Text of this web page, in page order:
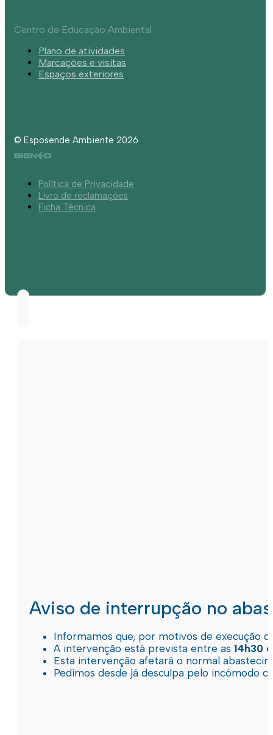
Centro de Educação Ambiental
Plano de atividades
Marcações e visitas
Espaços exteriores
© Esposende Ambiente 2026
Política de Privacidade
Livro de reclamações
Ficha Técnica
Aviso de interrupção no
Informamos que, por motivos de execução
A intervenção está prevista entre as 14h30
Esta intervenção afetará o normal
Pedimos desde já desculpa pelo incómodo